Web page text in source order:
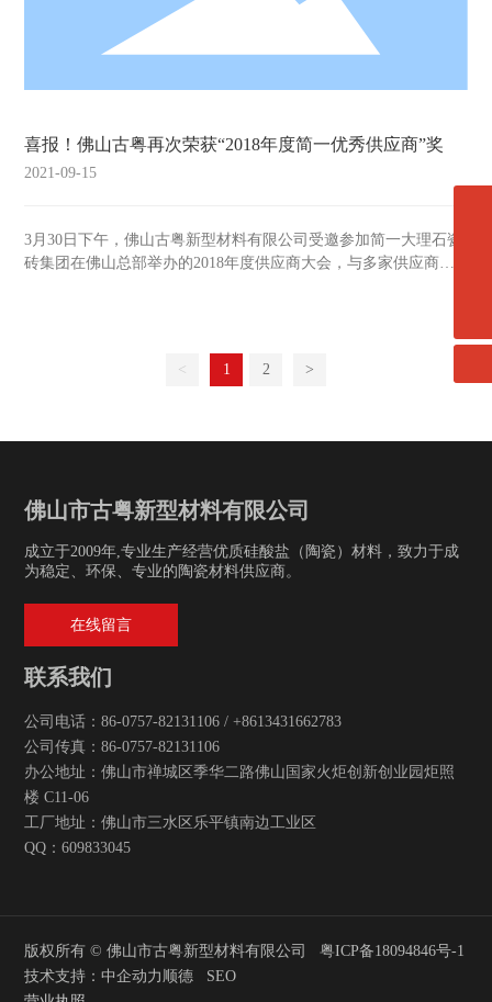
喜报！佛山古粤再次荣获“2018年度简一优秀供应商”奖
2021-09-15
3月30日下午，佛山古粤新型材料有限公司受邀参加简一大理石瓷
砖集团在佛山总部举办的2018年度供应商大会，与多家供应商齐
< 1 2 >
佛山市古粤新型材料有限公司
成立于2009年,专业生产经营优质硅酸盐（陶瓷）材料，致力于成
为稳定、环保、专业的陶瓷材料供应商。
在线留言
联系我们
公司电话：86-0757-82131106 /+8613431662783
公司传真：86-0757-82131106
办公地址：佛山市禅城区季华二路佛山国家火炬创新创业园炬照
楼 C11-06
工厂地址：佛山市三水区乐平镇南边工业区
QQ：609833045
版权所有 © 佛山市古粤新型材料有限公司粤ICP备18094846号-1
技术支持：中企动力 顺德
SEO
微信二维码
+8613431662783